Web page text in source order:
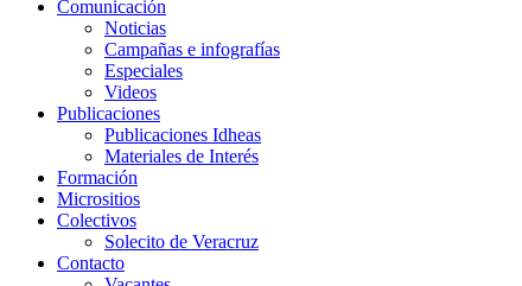
Comunicación
Noticias
Campañas e infografías
Especiales
Videos
Publicaciones
Publicaciones Idheas
Materiales de Interés
Formación
Micrositios
Colectivos
Solecito de Veracruz
Contacto